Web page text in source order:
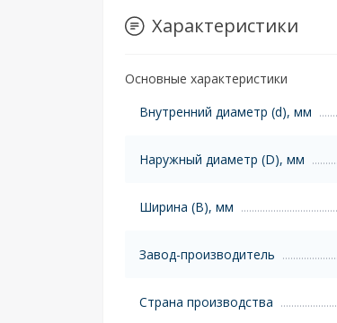
Характеристики
Основные характеристики
Внутренний диаметр (d), мм
Наружный диаметр (D), мм
Ширина (B), мм
Завод-производитель
Страна производства